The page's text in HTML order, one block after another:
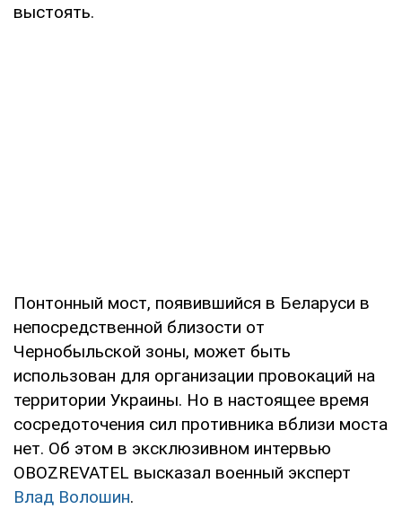
выстоять.
Понтонный мост, появившийся в Беларуси в
непосредственной близости от
Чернобыльской зоны, может быть
использован для организации провокаций на
территории Украины. Но в настоящее время
сосредоточения сил противника вблизи моста
нет. Об этом в эксклюзивном интервью
OBOZREVATEL высказал военный эксперт
Влад Волошин.